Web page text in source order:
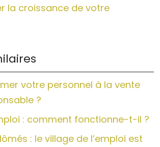
la croissance de votre
votre personnel à la vente
?
: comment fonctionne-t-il ?
: le village de l’emploi est